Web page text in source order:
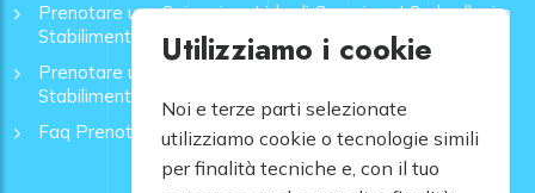
Prenotare una Spiaggia a Lido di Camaiore | Ombrelloni e
Stabilimenti - GoToMare
Prenotare una Spiaggia a Rapallo | Ombrelloni e
Stabilimenti - GoToMare
Faq Prenotazione Spiagge
Utilizziamo i cookie
Noi e terze parti selezionate
utilizziamo cookie o tecnologie simili
per finalità tecniche e, con il tuo